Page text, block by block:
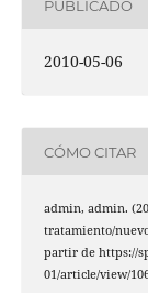
PUBLICADO
2010-05-06
CÓMO CITAR
admin, admin.
tratamiento/
partir de https://
01/article/view/